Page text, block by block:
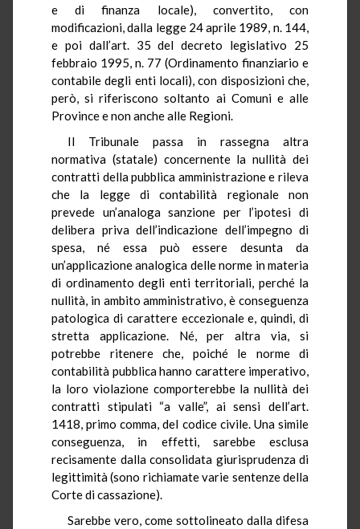
e di finanza locale), convertito, con
modificazioni, dalla legge 24 aprile 1989, n. 144,
e poi dall’art. 35 del decreto legislativo 25
febbraio 1995, n. 77 (Ordinamento finanziario e
contabile degli enti locali), con disposizioni che,
però, si riferiscono soltanto ai Comuni e alle
Province e non anche alle Regioni.
Il Tribunale passa in rassegna altra
normativa (statale) concernente la nullità dei
contratti della pubblica amministrazione e rileva
che la legge di contabilità regionale non
prevede un’analoga sanzione per l’ipotesi di
delibera priva dell’indicazione dell’impegno di
spesa, né essa può essere desunta da
un’applicazione analogica delle norme in materia
di ordinamento degli enti territoriali, perché la
nullità, in ambito amministrativo, è conseguenza
patologica di carattere eccezionale e, quindi, di
stretta applicazione. Né, per altra via, si
potrebbe ritenere che, poiché le norme di
contabilità pubblica hanno carattere imperativo,
la loro violazione comporterebbe la nullità dei
contratti stipulati “a valle”, ai sensi dell’art.
1418, primo comma, del codice civile. Una simile
conseguenza, in effetti, sarebbe esclusa
recisamente dalla consolidata giurisprudenza di
legittimità (sono richiamate varie sentenze della
Corte di cassazione).
Sarebbe vero, come sottolineato dalla difesa